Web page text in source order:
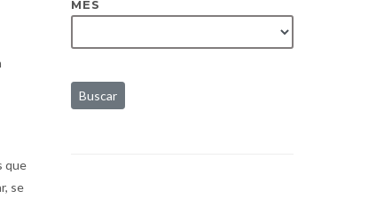
que
se
MES
Buscar